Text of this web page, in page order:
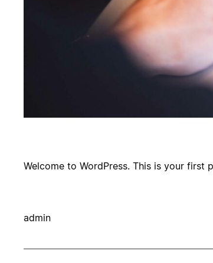
Welcome to WordPress. This is your
admin